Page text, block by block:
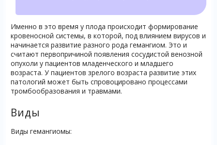
Именно в это время у плода происходит формирование
кровеносной системы, в которой, под влиянием вирусов и
начинается развитие разного рода гемангиом. Это и
считают первопричиной появления сосудистой венозной
опухоли у пациентов младенческого и младшего
возраста. У пациентов зрелого возраста развитие этих
патологий может быть спровоцировано процессами
тромбообразования и травмами.
Виды
Виды гемангиомы: